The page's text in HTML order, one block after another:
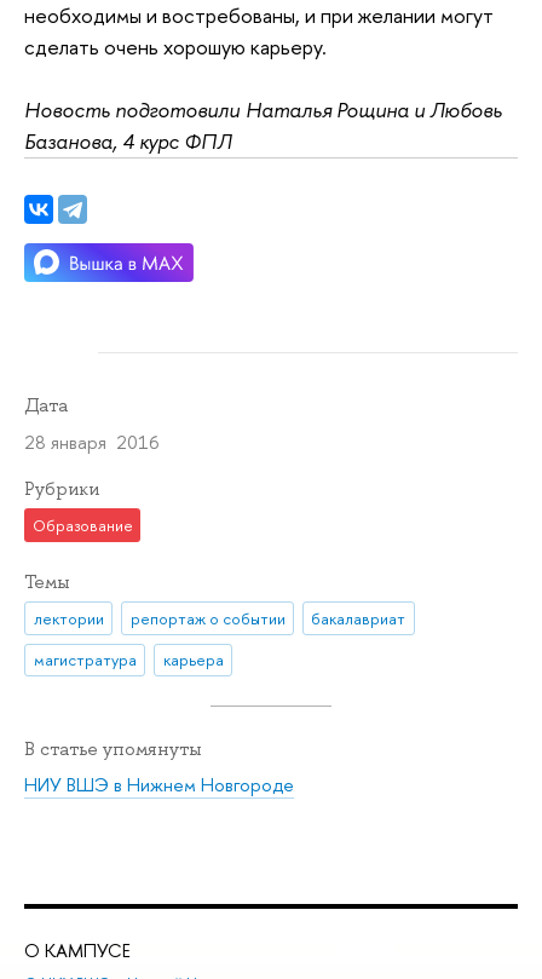
необходимы и востребованы, и при желании могут
сделать очень хорошую карьеру.
Новость подготовили Наталья Рощина и Любовь
Базанова, 4 курс ФПЛ
Дата
28 января 2016
Рубрики
Образование
Темы
лектории репортаж о событии
бакалавриат
магистратура
карьера
В статье упомянуты
НИУ ВШЭ в Нижнем Новгороде
О КАМПУСЕ